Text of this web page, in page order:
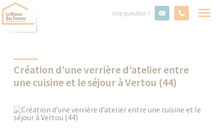
Une question ?
Création d’une verrière d’atelier entre
une cuisine et le séjour à Vertou (44)